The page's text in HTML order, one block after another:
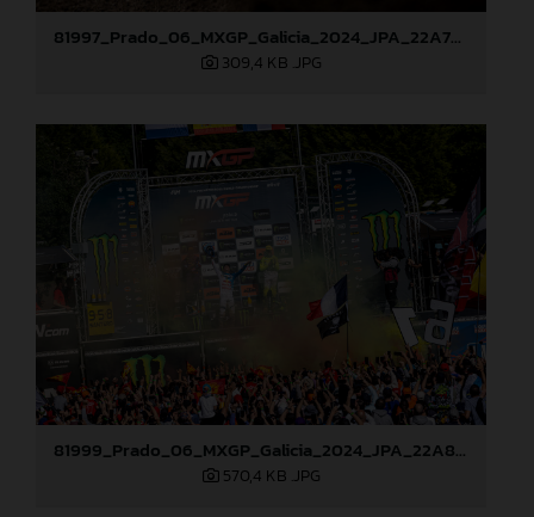
81997_Prado_06_MXGP_Galicia_2024_JPA_22A7686
309,4 KB .JPG
81999_Prado_06_MXGP_Galicia_2024_JPA_22A8052
570,4 KB .JPG